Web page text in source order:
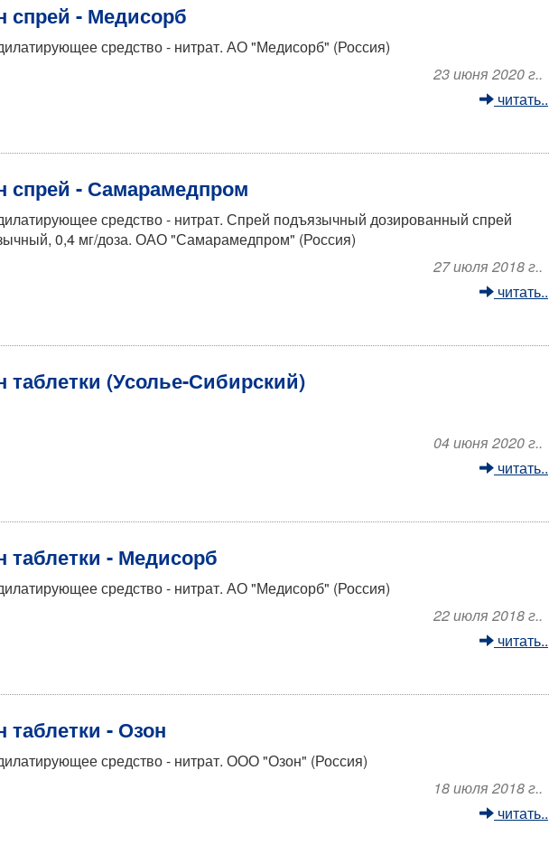
спрей - Медисорб
средство - нитрат. АО "Медисорб" (Россия)
23 июня 2020 г..
читать..
спрей - Самарамедпром
средство - нитрат. Спрей подъязычный дозированный спрей
0,4 мг/доза. ОАО "Самарамедпром" (Россия)
27 июля 2018 г..
читать..
таблетки (Усолье-Сибирский)
04 июня 2020 г..
читать..
таблетки - Медисорб
средство - нитрат. АО "Медисорб" (Россия)
22 июля 2018 г..
читать..
таблетки - Озон
средство - нитрат. ООО "Озон" (Россия)
18 июля 2018 г..
читать..